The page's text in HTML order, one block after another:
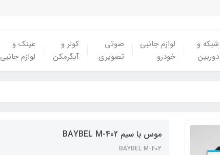
شبکه و
دوربین
لوازم جانبی
خودرو
صوتی
تصویری
کولر و
آبگرمکن
عینک و
لوازم جانبی
موس با سیم BAYBEL M-402
BAYBEL M-402